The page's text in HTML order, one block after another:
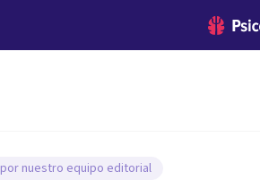
por nuestro equipo editorial